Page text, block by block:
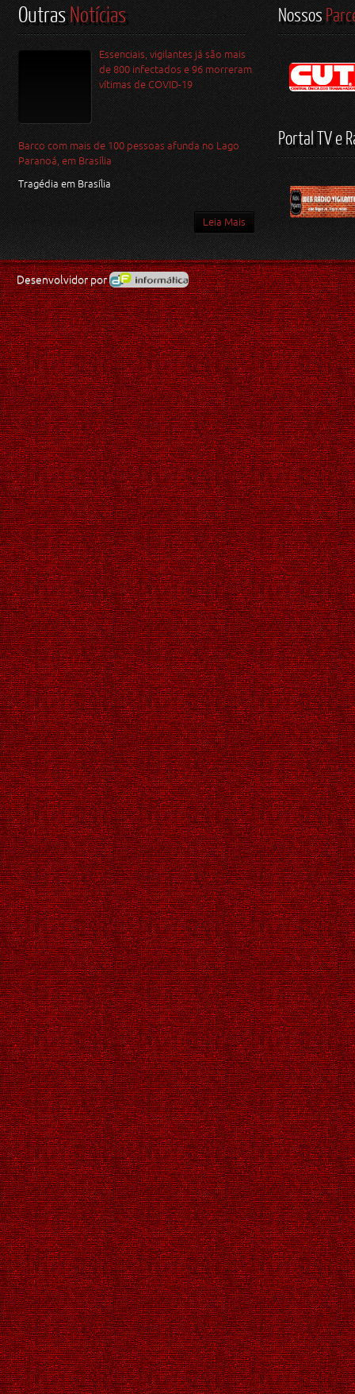
OutrasNotícias
Essenciais, vigilantes já são mais
de 800 infectados e 96 morreram
vítimas de COVID-19
Barco com mais de 100 pessoas afunda no Lago
Paranoá, em Brasília
Tragédia em Brasília
Leia Mais
Nossos
Portal TV e
Desenvolvidor por